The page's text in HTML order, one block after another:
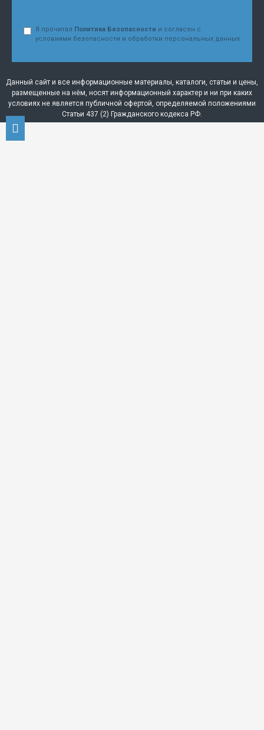
Я прочитал Политика Безопасности и согласен с
условиями безопасности и обработки персональных данных
Данный сайт и все информационные материалы, каталоги, статьи и цены,
размещенные на нём, носят информационный характер и ни при каких
условиях не является публичной офертой, определяемой положениями
Статьи 437 (2) Гражданского кодекса РФ.